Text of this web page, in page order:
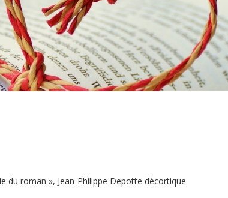
du roman », Jean-Philippe Depotte décortique